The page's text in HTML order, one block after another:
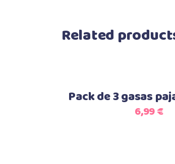
Related
Add to cart
Pack de 3 gasas
6,99€